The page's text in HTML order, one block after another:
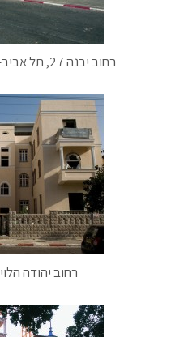
רחוב יבנה 27, תל אביב-יפו – בית וועד הקהילה
רחוב יהודה הלוי 6,תל אביב-יפו